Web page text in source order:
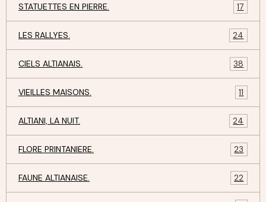
STATUETTES EN PIERRE. 17
LES RALLYES. 24
CIELS ALTIANAIS. 38
VIEILLES MAISONS. 11
ALTIANI, LA NUIT. 24
FLORE PRINTANIERE. 23
FAUNE ALTIANAISE. 22